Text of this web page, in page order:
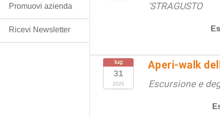
'STRAGUSTO
lug
31
2025
Aperi-walk
Escursione e
Promuovi azienda
Ricevi Newsletter